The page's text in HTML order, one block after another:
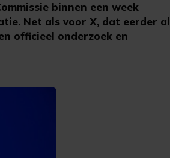
binnen een week
Net als voor X, dat eerder al
officieel onderzoek en